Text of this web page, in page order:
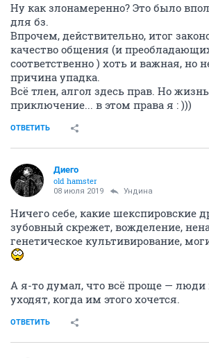
Ну как злонамеренно? Это было
для бз.
Впрочем, действительно, итог
качество общения (и
соответственно ) хоть и важная, но
причина упадка.
Всё тлен, алгол здесь прав. Но
приключение... в этом права я : )))
ОТВЕТИТЬ
Диего
old hamster
08 июля 2019 Ундинa
Ничего себе, какие шекспировские
зубовный скрежет, вожделение,
генетическое культивирование,
А я-то думал, что всё проще — люди
уходят, когда им этого хочется.
ОТВЕТИТЬ